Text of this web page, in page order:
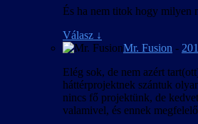
És ha nem titok hogy milyen
Válasz ↓
Mr. Fusion -
Elég sok, de nem azért
háttérprojektnek szántuk
nincs fő projektünk, de
valamivel, és ennek